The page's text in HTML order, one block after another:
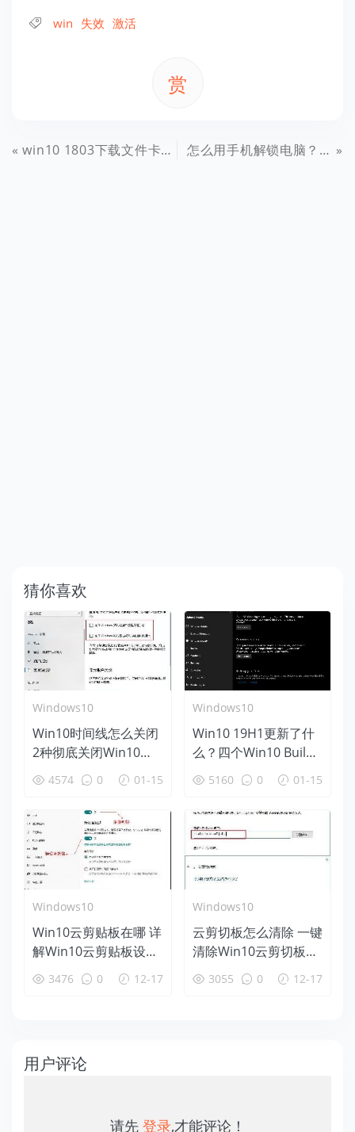
win 失效 激活
赏
win10 1803下载文件卡顿问题解决办法汇总 怎么用手机解锁电脑？用手机指纹解锁电脑图文教程
猜你喜欢
Windows10
Win10时间线怎么关闭
2种彻底关闭Win10时
间线方法
4574 0 01-15
Windows10
Win10 19H1更新了什
么？四个Win10 Build
18312新特性盘点
5160 0 01-15
Windows10
Win10云剪贴板在哪 详
解Win10云剪贴板设置
使用教程
3476 0 12-17
Windows10
云剪切板怎么清除 一键
清除Win10云剪切板方
法 3055 0 12-17
用户评论
请先 登录,才能评论！